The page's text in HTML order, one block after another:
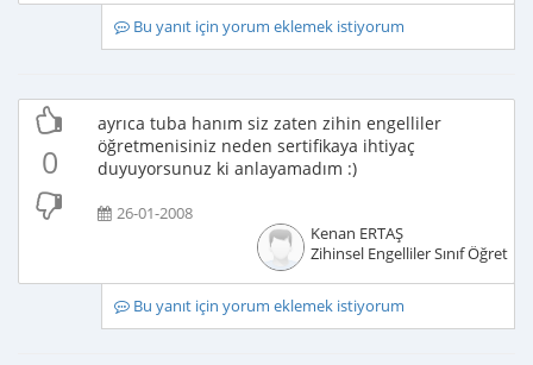
Bu yanıt için yorum eklemek istiyorum
0
ayrıca tuba hanım siz zaten zihin engelliler
öğretmenisiniz neden sertifikaya ihtiyaç
duyuyorsunuz ki anlayamadım :)
26-01-2008
Kenan ERTAŞ
Zihinsel Engelliler Sınıf
Bu yanıt için yorum eklemek istiyorum